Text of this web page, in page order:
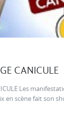
CANICULE
Les
en scène fait son